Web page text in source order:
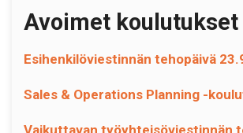
Avoimet koulutukset
Esihenkilöviestinnän tehopäivä
Sales & Operations Planning -